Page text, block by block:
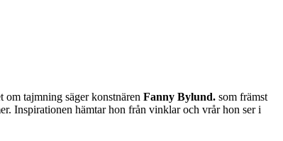
tajmning säger konstnären Fanny Bylund. som främst
Inspirationen hämtar hon från vinklar och vrår hon ser i